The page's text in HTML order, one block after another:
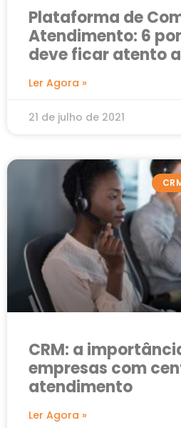
Plataforma de
Atendimento: 6
deve ficar atento
Ler Agora »
21 de julho de 2021
CRM: a
empresas com
atendimento
Ler Agora »